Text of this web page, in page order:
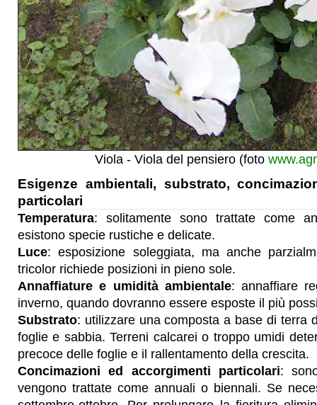
Viola - Viola del pensiero (foto
Esigenze ambientali, substrato,
particolari
Temperatura: solitamente sono trattate come
esistono specie rustiche e delicate.
Luce: esposizione soleggiata, ma anche
tricolor richiede posizioni in pieno sole.
Annaffiature e umidità ambientale: annaffiare
inverno, quando dovranno essere esposte il più
Substrato: utilizzare una composta a base di terra
foglie e sabbia. Terreni calcarei o troppo umidi
precoce delle foglie e il rallentamento della crescita.
Concimazioni ed accorgimenti particolari:
vengono trattate come annuali o biennali. Se